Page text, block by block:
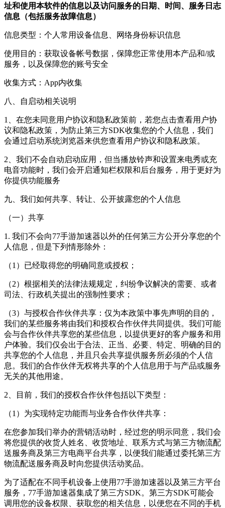
址和使用本软件的信息以及访问服务的日期、时间、服务日志
信息（包括服务故障信息）
信息类型：个人常用设备信息、网络身份标识信息
使用目的：获取设备帐号数据，保障您正常使用本产品和/或
服务，以及保障您的账号安全
收集方式：App内收集
八、自启动相关说明
1、在您未同意用户协议和隐私政策前，若您点击查看用户协
议和隐私政策，为防止第三方SDK收集您的个人信息，我们
会通过启动系统浏览器来供您查看用户协议和隐私政策。
2、我们不会自动启动应用，但当播放铃声和设置来电秀或充
电音功能时，我们会开启通知栏权限和后台服务，用于更好为
你提供功能服务
九、我们如何共享、转让、公开披露您的个人信息
（一）共享
1. 我们不会向77手游加速器以外的任何第三方公开分享您的个
人信息，但是下列情形除外：
（1）已经取得您的明确同意或授权；
（2）根据相关的法律法规规定，纠纷争议解决的需要、或者
司法、行政机关提出的强制性要求；
（3）与授权合作伙伴共享：仅为本政策中事先声明的目的，
我们的某些服务将由我们和授权合作伙伴共同提供。我们可能
会与合作伙伴共享您的某些信息，以提供更好的客户服务和用
户体验。我们仅会出于合法、正当、必要、特定、明确的目的
共享您的个人信息，并且只会共享提供服务所必须的个人信
息。我们的合作伙伴无权将共享的个人信息用于与产品或服务
无关的其他用途。
2、目前，我们的授权合作伙伴包括以下类型：
（1）为实现特定功能而与业务合作伙伴共享：
在您参加我们举办的营销活动时，经过您的明示同意，我们会
将您提供的收货人姓名、收货地址、联系方式与第三方物流配
送服务商及第三方电商平台共享，以便我们能通过委托第三方
物流配送服务商及时向您提供活动奖品。
为了适配在不同手机设备上使用77手游加速器以及第三方平台
服务，77手游加速器集成了第三方SDK。第三方SDK可能会
调用您的设备权限、获取您的相关信息，以便您在不同的手机